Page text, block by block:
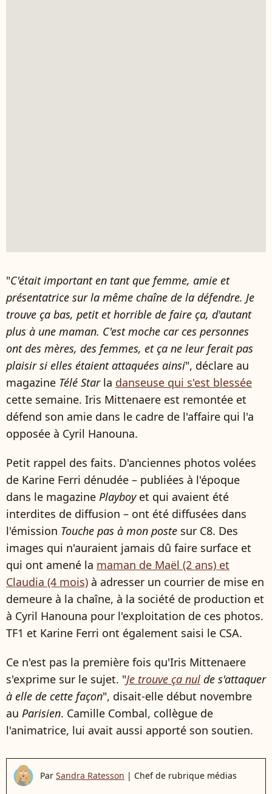
"C'était important en tant que femme, amie et
présentatrice sur la même chaîne de la défendre. Je
trouve ça bas, petit et horrible de faire ça, d'autant
plus à une maman. C'est moche car ces personnes
ont des mères, des femmes, et ça ne leur ferait pas
plaisir si elles étaient attaquées ainsi", déclare au
magazine Télé Starla danseuse qui s'est blessée
cette semaine. Iris Mittenaere est remontée et
défend son amie dans le cadre de l'affaire qui l'a
opposée à Cyril Hanouna.
Petit rappel des faits. D'anciennes photos volées
de Karine Ferri dénudée – publiées à l'époque
dans le magazine Playboyet qui avaient été
interdites de diffusion – ont été diffusées dans
l'émission Touche pas à mon poste sur C8. Des
images qui n'auraient jamais dû faire surface et
qui ont amené la maman de Maël (2 ans) et
Claudia (4 mois) à adresser un courrier de mise en
demeure à la chaîne, à la société de production et
à Cyril Hanouna pour l'exploitation de ces photos.
TF1 et Karine Ferri ont également saisi le CSA.
Ce n'est pas la première fois qu'Iris Mittenaere
s'exprime sur le sujet. "Je trouve ça nul de s'attaquer
à elle de cette façon", disait-elle début novembre
au Parisien. Camille Combal, collègue de
l'animatrice, lui avait aussi apporté son soutien.
Par Sandra Ratesson | Chef de rubrique médias